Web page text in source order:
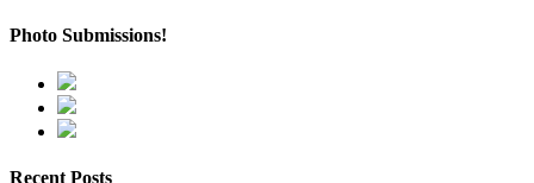
Photo Submissions!
Recent Posts